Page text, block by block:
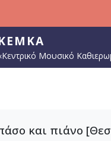
Μουσικό
και πιάνο